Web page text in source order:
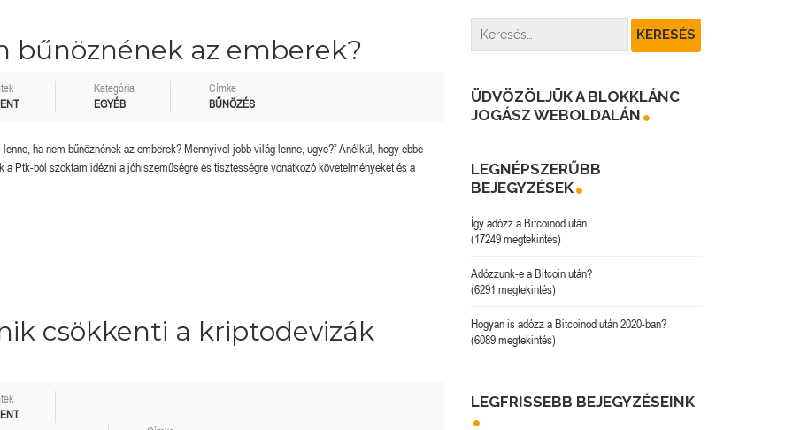
bűnöznének az emberek?
Kategória
EGYÉB
Címke
BŰNÖZÉS
ha nem bűnöznének az emberek? Mennyivel jobb világ lenne, ugye?” Anélkül, hogy ebbe
Ptk-ból szoktam idézni a jóhiszeműségre és tisztességre vonatkozó követelményeket és a
csökkenti a kriptodevizák
ÜDVÖZÖLJÜK A BLOKKLÁNC
JOGÁSZ WEBOLDALÁN
LEGNÉPSZERŰBB
BEJEGYZÉSEK
Így adózz a Bitcoinod után.
(17249 megtekintés)
Adózzunk-e a Bitcoin után?
(6291 megtekintés)
Hogyan is adózz a Bitcoinod után 2020-ban?
(6089 megtekintés)
LEGFRISSEBB BEJEGYZÉSEINK